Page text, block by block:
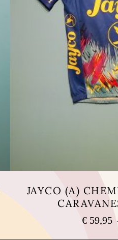
JAYCO (A)
€ 59,95